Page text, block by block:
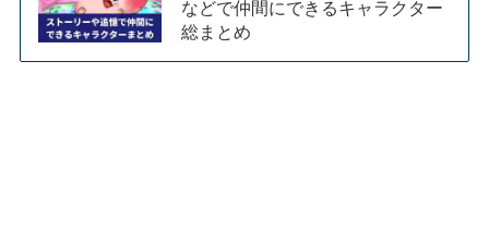
などで仲間にできるキャラクター
総まとめ